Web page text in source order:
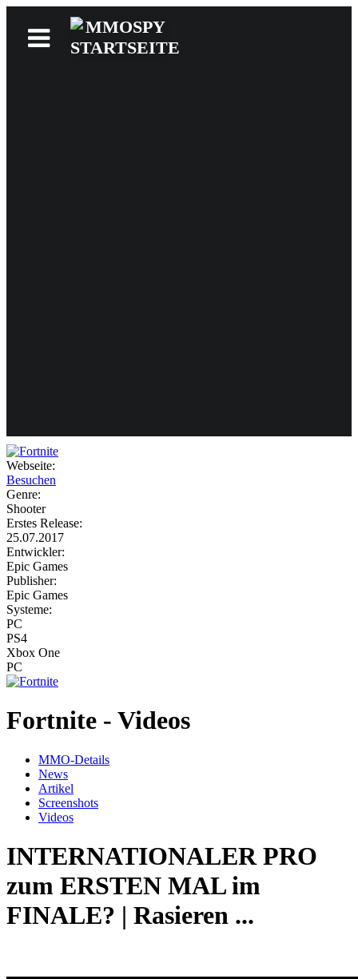
Webseite:
Besuchen
Genre:
Shooter
Erstes Release:
25.07.2017
Entwickler:
Epic Games
Publisher:
Epic Games
Systeme:
PC
PS4
Xbox One
PC
Fortnite - Videos
MMO-Details
News
Artikel
Screenshots
Videos
INTERNATIONALER PRO
zum ERSTEN MAL im
FINALE? | Rasieren ...